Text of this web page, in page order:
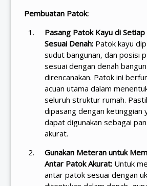
Pembuatan Patok:
Pasang Patok Kayu di
Sesuai Denah: Patok kayu
sudut bangunan, dan posisi
sesuai dengan denah
direncanakan. Patok ini
acuan utama dalam
seluruh struktur rumah.
dipasang dengan ketinggian
dapat digunakan sebagai
akurat.
Gunakan Meteran untuk
Antar Patok Akurat: Untuk
antar patok sesuai dengan